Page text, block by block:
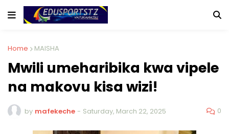
Home MAISHA
Mwili umeharibika kwa vipele
na makovu kisa wizi!
by mafekeche - Saturday, March 22, 2025 0